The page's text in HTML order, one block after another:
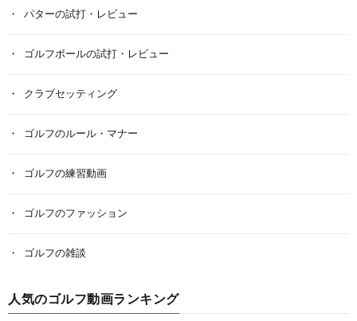
パターの試打・レビュー
ゴルフボールの試打・レビュー
クラブセッティング
ゴルフのルール・マナー
ゴルフの練習動画
ゴルフのファッション
ゴルフの雑談
人気のゴルフ動画ランキング